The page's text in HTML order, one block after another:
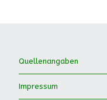
Quellenangaben
Impressum